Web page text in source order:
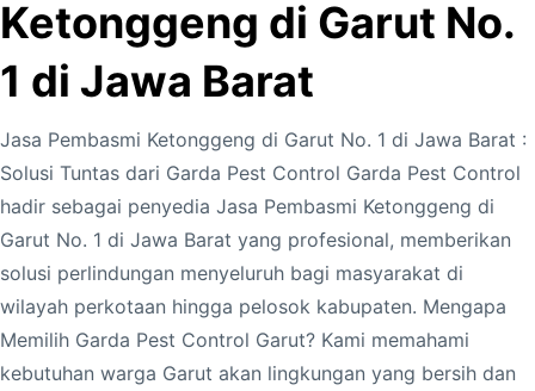
Ketonggeng di Garut No.
1 di Jawa Barat
Jasa Pembasmi Ketonggeng di Garut No. 1 di Jawa Barat :
Solusi Tuntas dari Garda Pest Control Garda Pest Control
hadir sebagai penyedia Jasa Pembasmi Ketonggeng di
Garut No. 1 di Jawa Barat yang profesional, memberikan
solusi perlindungan menyeluruh bagi masyarakat di
wilayah perkotaan hingga pelosok kabupaten. Mengapa
Memilih Garda Pest Control Garut? Kami memahami
kebutuhan warga Garut akan lingkungan yang bersih dan